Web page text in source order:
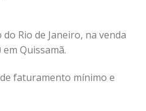
Rio de Janeiro, na venda
Quissamã.
faturamento mínimo e